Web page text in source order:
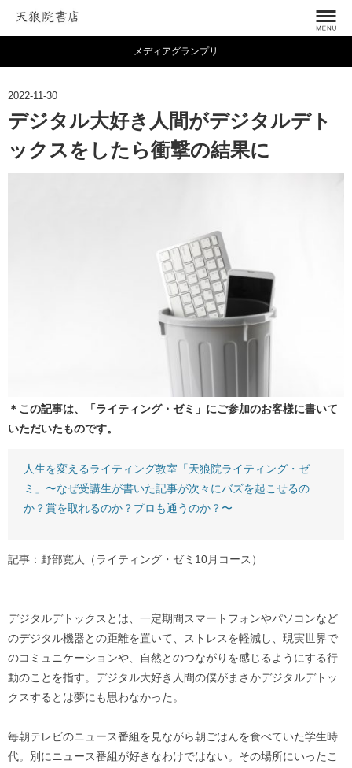
メディアグランプリ
2022-11-30
デジタル大好き人間がデジタルデト
ックスをしたら衝撃の結果に
＊この記事は、「ライティング・ゼミ」にご参加のお客様に書いて
いただいたものです。
人生を変えるライティング教室「天狼院ライティング・ゼ
ミ」〜なぜ受講生が書いた記事が次々にバズを起こせるの
か？賞を取れるのか？プロも通うのか？〜
記事：野部寛人（ライティング・ゼミ10月コース）
デジタルデトックスとは、一定期間スマートフォンやパソコンなど
のデジタル機器との距離を置いて、ストレスを軽減し、現実世界で
のコミュニケーションや、自然とのつながりを感じるようにする行
動のことを指す。デジタル大好き人間の僕がまさかデジタルデトッ
クスするとは夢にも思わなかった。
毎朝テレビのニュース番組を見ながら朝ごはんを食べていた学生時
代。別にニュース番組が好きなわけではない。その場所にいったこ